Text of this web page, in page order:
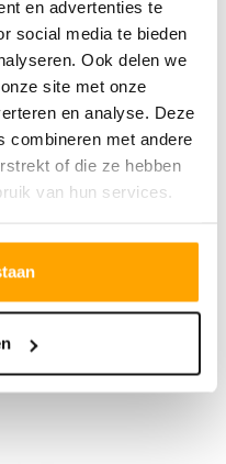
en advertenties te
social media te bieden
Ook delen we
site met onze
en analyse. Deze
combineren met andere
of die ze hebben
van hun services.